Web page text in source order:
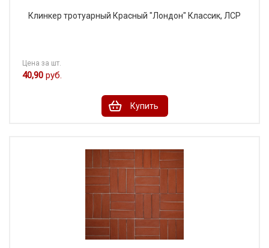
Клинкер тротуарный Красный "Лондон" Классик, ЛСР
Цена за шт.
40,90 руб.
Купить